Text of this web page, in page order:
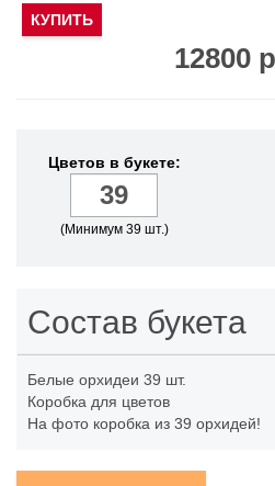
12800
КУПИТЬ
Цветов в букете:
(Минимум 39 шт.)
Состав букета
Белые орхидеи 39 шт.
Коробка для цветов
На фото коробка из 39 орхидей!